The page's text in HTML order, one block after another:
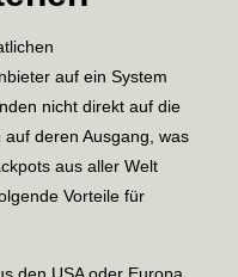
auf ein System
nicht direkt auf die
deren Ausgang, was
aus aller Welt
Vorteile für